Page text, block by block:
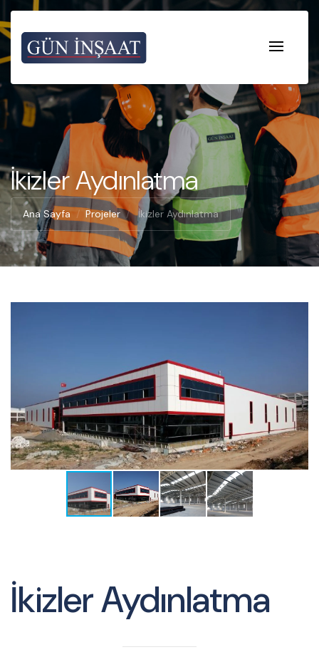
İkizler Aydınlatma
Ana Sayfa Projeler İkizler Aydınlatma
İkizler Aydınlatma